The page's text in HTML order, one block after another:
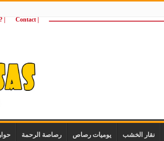
| Contact
wij
نقار الخشب يوميات رصاص رصاصة الرحمة